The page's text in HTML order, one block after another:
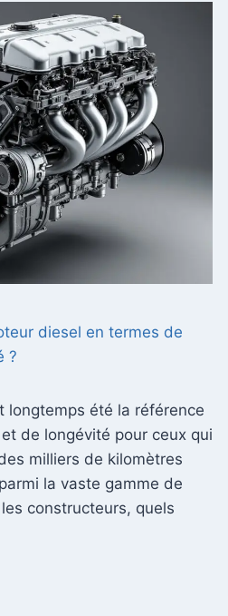
diesel en termes de
?
longtemps été la référence
de longévité pour ceux qui
milliers de kilomètres
la vaste gamme de
constructeurs, quels